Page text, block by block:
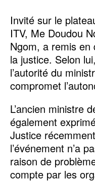
Invité sur le
ITV, Me Doudou
Ngom, a remis en
la justice. Selon
l’autorité du
compromet
L’ancien ministre
également
Justice
l’événement n’a
raison de
compte par les